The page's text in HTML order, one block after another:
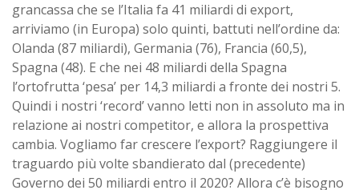
grancassa che se l’Italia fa 41 miliardi di export,
arriviamo (in Europa) solo quinti, battuti nell’ordine da:
Olanda (87 miliardi), Germania (76), Francia (60,5),
Spagna (48). E che nei 48 miliardi della Spagna
l’ortofrutta ‘pesa’ per 14,3 miliardi a fronte dei nostri 5.
Quindi i nostri ‘record’ vanno letti non in assoluto ma in
relazione ai nostri competitor, e allora la prospettiva
cambia. Vogliamo far crescere l’export? Raggiungere il
traguardo più volte sbandierato dal (precedente)
Governo dei 50 miliardi entro il 2020? Allora c’è bisogno